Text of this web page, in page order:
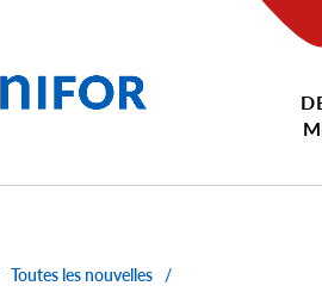
Toutes les nouvelles
/